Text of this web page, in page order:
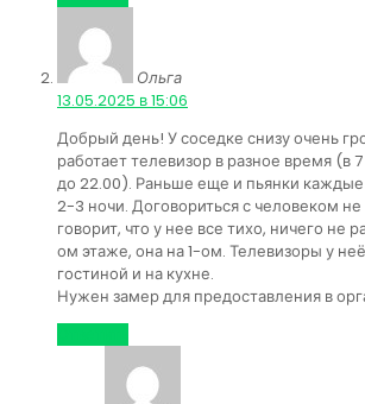
Ольга
13.05.2025 в 15:06
Добрый день! У соседке снизу очень
работает телевизор в разное время (в
до 22.00). Раньше еще и пьянки
2-3 ночи. Договориться с человеком не
говорит, что у нее все тихо, ничего не
ом этаже, она на 1-ом. Телевизоры у
гостиной и на кухне.
Нужен замер для предоставления в